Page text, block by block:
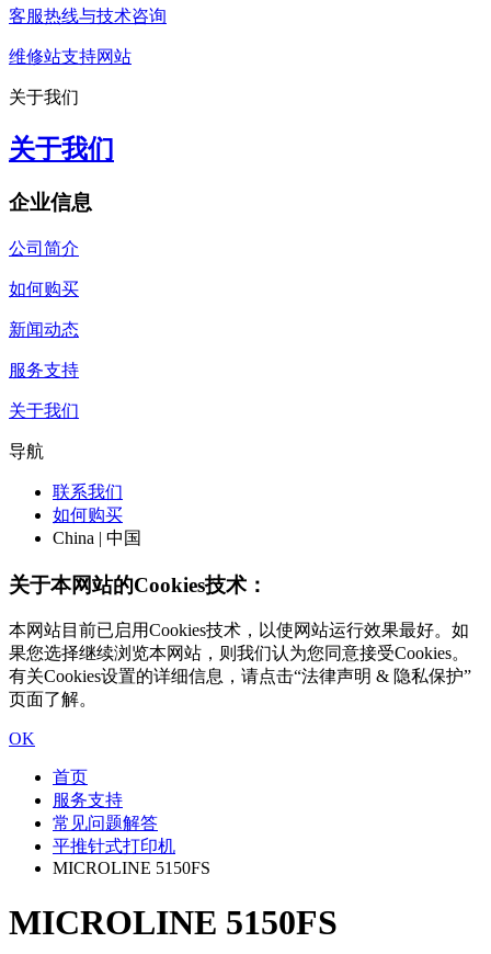
客服热线与技术咨询
维修站支持网站
关于我们
关于我们
企业信息
公司简介
如何购买
新闻动态
服务支持
关于我们
导航
联系我们
如何购买
China | 中国
关于本网站的Cookies技术：
本网站目前已启用Cookies技术，以使网站运行效果最好。如
果您选择继续浏览本网站，则我们认为您同意接受Cookies。
有关Cookies设置的详细信息，请点击“法律声明 & 隐私保护”
页面了解。
OK
首页
服务支持
常见问题解答
平推针式打印机
MICROLINE 5150FS
MICROLINE 5150FS